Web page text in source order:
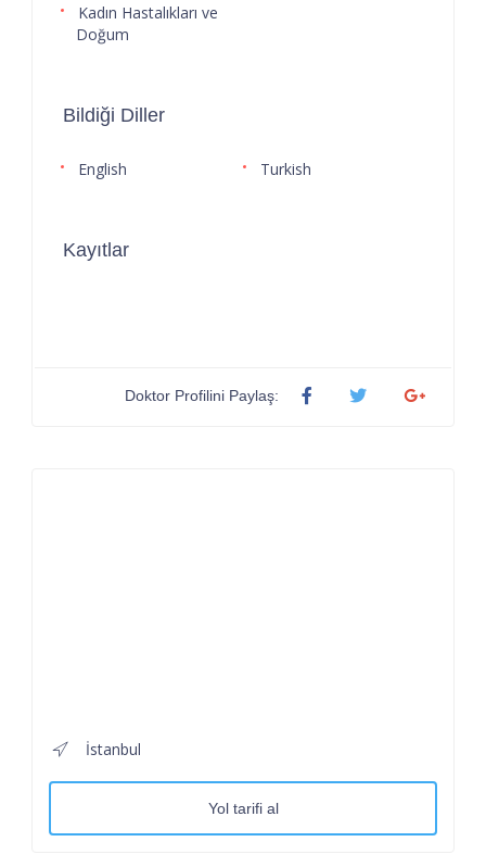
Kadın Hastalıkları ve
Doğum
Bildiği Diller
English Turkish
Kayıtlar
Doktor Profilini Paylaş:
İstanbul
Yol tarifi al